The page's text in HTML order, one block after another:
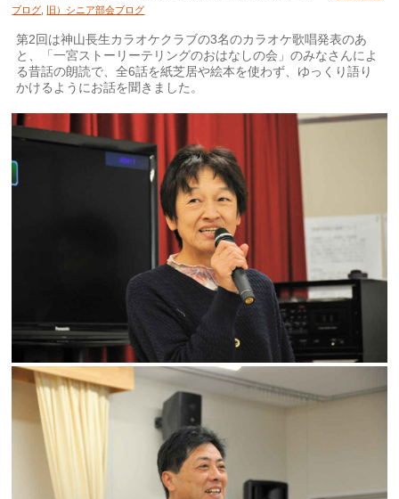
ブログ
旧）シニア部会ブログ
第2回は神山長生カラオケクラブの3名のカラオケ歌唱発表のあ
と、「一宮ストーリーテリングのおはなしの会」のみなさんによ
る昔話の朗読で、全6話を紙芝居や絵本を使わず、ゆっくり語り
かけるようにお話を聞きました。